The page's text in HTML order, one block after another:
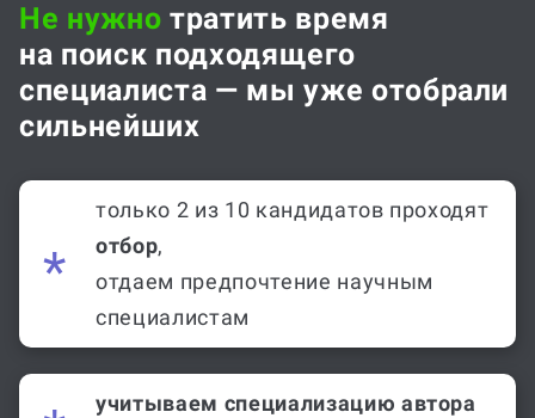
Не нужно тратить время
на поиск подходящего
специалиста — мы уже отобрали
сильнейших
только 2 из 10 кандидатов проходят
отбор,
отдаем предпочтение научным
специалистам
учитываем специализацию автора